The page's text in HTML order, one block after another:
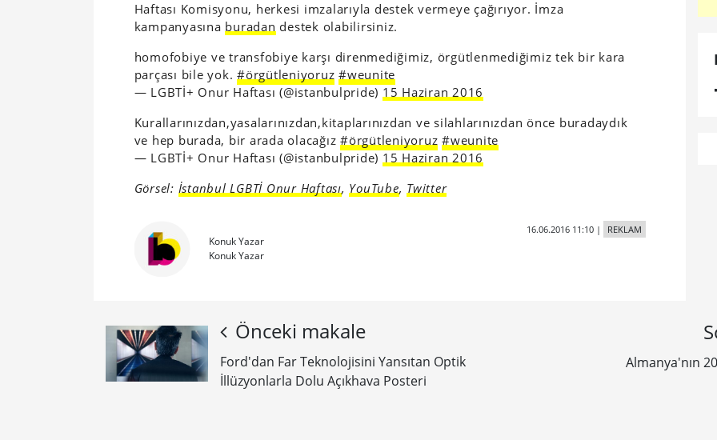
Haftası Komisyonu, herkesi imzalarıyla destek vermeye çağırıyor. İmza
kampanyasına buradan destek olabilirsiniz.
homofobiye ve transfobiye karşı direnmediğimiz, örgütlenmediğimiz tek bir kara
parçası bile yok.#örgütleniyoruz #weunite
— LGBTİ+ Onur Haftası (@istanbulpride) 15 Haziran 2016
Kurallarınızdan,yasalarınızdan,kitaplarınızdan ve silahlarınızdan önce buradaydık
ve hep burada, bir arada olacağız#örgütleniyoruz #weunite
— LGBTİ+ Onur Haftası (@istanbulpride) 15 Haziran 2016
Görsel: İstanbul LGBTİ Onur Haftası, YouTube, Twitter
Konuk Yazar
Konuk Yazar
16.06.2016 11:10| REKLAM
Önceki makale
Ford'dan Far Teknolojisini Yansıtan Optik
İllüzyonlarla Dolu Açıkhava Posteri
Almanya'nın